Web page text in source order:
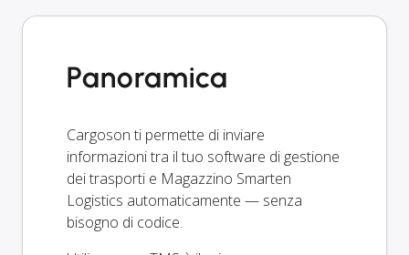
Panoramica
Cargoson ti permette di inviare
informazioni tra il tuo software di gestione
dei trasporti e Magazzino Smarten
Logistics automaticamente — senza
bisogno di codice.